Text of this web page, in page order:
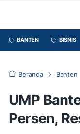
BANTEN BISNIS
Beranda Banten
UMP
Persen,